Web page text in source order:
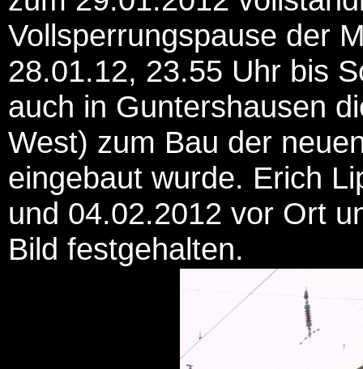
Vollsperrungspause der
28.01.12, 23.55 Uhr bis
auch in Guntershausen
West) zum Bau der
eingebaut wurde. Erich
und 04.02.2012 vor Ort
Bild festgehalten.